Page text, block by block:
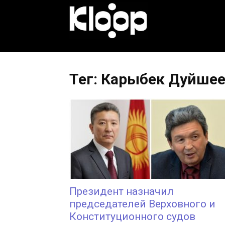
Новости
Кыргызстана
Тег: Карыбек
Президент назначил
председателей Верховного и
Конституционного судов